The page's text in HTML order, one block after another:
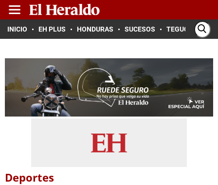
INICIO EH PLUS HONDURAS SUCESOS TEGUCIGALPA
Deportes